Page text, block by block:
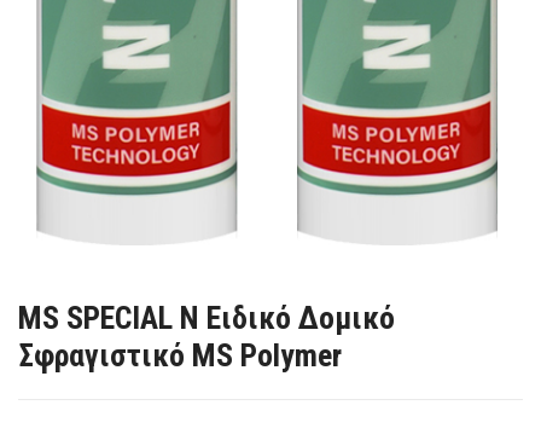
MS SPECIAL N Ειδικό Δομικό
Σφραγιστικό MS Polymer